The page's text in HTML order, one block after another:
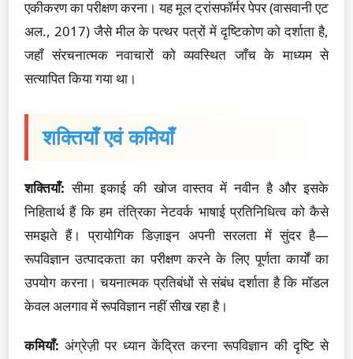
एकीकरण का परीक्षण करना। यह मूल ट्रांसफॉर्मर पेपर (वासवानी एट
अल., 2017) जैसे मील के पत्थर पत्रों में दृष्टिकोण को दर्शाता है,
जहाँ संरचनात्मक नवाचारों को व्यवस्थित जाँच के माध्यम से
सत्यापित किया गया था।
शक्तियाँ एवं कमियाँ
शक्तियाँ: सीमा इकाई की खोज वास्तव में नवीन है और इसके
निहितार्थ हैं कि हम तंत्रिका नेटवर्क भाषाई प्रतिनिधित्व को कैसे
समझते हैं। प्रायोगिक डिज़ाइन अपनी सरलता में सुंदर है—
रूपविज्ञान उत्पादकता का परीक्षण करने के लिए पूर्णता कार्यों का
उपयोग करना। चयनात्मक प्रतिबंधों से संबंध दर्शाता है कि मॉडल
केवल अलगाव में रूपविज्ञान नहीं सीख रहा है।
कमियाँ: अंग्रेज़ी पर ध्यान केंद्रित करना रूपविज्ञान की दृष्टि से